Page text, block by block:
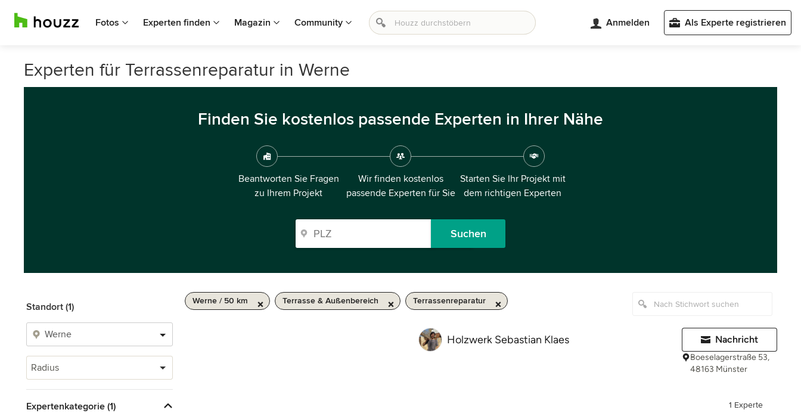
Fotos Experten finden Magazin Community Anmelden Als Experte registrieren
Experten für Terrassenreparatur in Werne
Finden Sie kostenlos passende Experten in Ihrer Nähe
Beantworten Sie Fragen
zu Ihrem Projekt
Wir finden kostenlos
passende Experten für Sie
Starten Sie Ihr Projekt mit
dem richtigen Experten
Suchen
Standort (1)
Radius
Expertenkategorie (1)
Werne / 50 km Terrasse & Außenbereich Terrassenreparatur
Holzwerk Sebastian Klaes Nachricht
Boeselagerstraße 53,
48163 Münster
1 Experte